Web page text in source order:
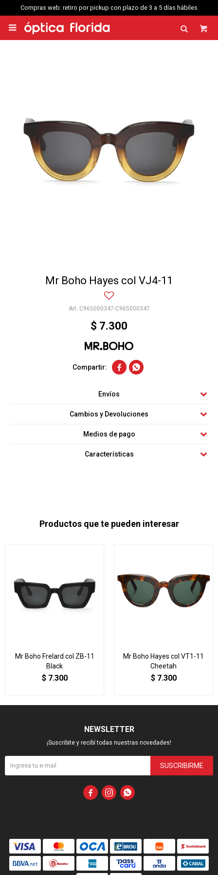
Compras web: retiro por pickup con plazo de 3 a 5 días hábiles

Mr Boho Hayes col VJ4-11
C965000347-C965000347
$ 7.300
 
Envíos
Cambios y Devoluciones
Medios de pago
Características
Productos que te pueden interesar
Mr Boho Frelard col ZB-11
Black
$ 7.300
Mr Boho Hayes col VT1-11
Cheetah
$ 7.300
NEWSLETTER
¡Suscribite y recibí todas nuestras novedades!
SUSCRIBIRME
  